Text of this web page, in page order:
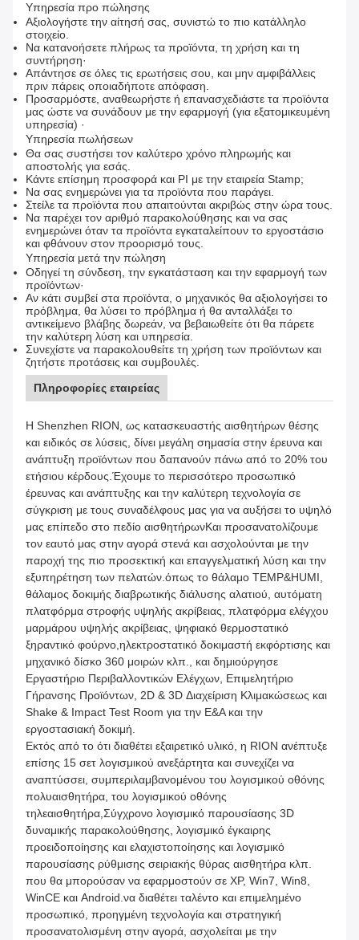
Υπηρεσία προ πώλησης
Αξιολογήστε την αίτησή σας, συνιστώ το πιο κατάλληλο
στοιχείο.
Να κατανοήσετε πλήρως τα προϊόντα, τη χρήση και τη
συντήρηση·
Απάντησε σε όλες τις ερωτήσεις σου, και μην αμφιβάλλεις
πριν πάρεις οποιαδήποτε απόφαση.
Προσαρμόστε, αναθεωρήστε ή επανασχεδιάστε τα προϊόντα
μας ώστε να συνάδουν με την εφαρμογή (για εξατομικευμένη
υπηρεσία) ·
Υπηρεσία πωλήσεων
Θα σας συστήσει τον καλύτερο χρόνο πληρωμής και
αποστολής για εσάς.
Κάντε επίσημη προσφορά και PI με την εταιρεία Stamp;
Να σας ενημερώνει για τα προϊόντα που παράγει.
Στείλε τα προϊόντα που απαιτούνται ακριβώς στην ώρα τους.
Να παρέχει τον αριθμό παρακολούθησης και να σας
ενημερώνει όταν τα προϊόντα εγκαταλείπουν το εργοστάσιο
και φθάνουν στον προορισμό τους.
Υπηρεσία μετά την πώληση
Οδηγεί τη σύνδεση, την εγκατάσταση και την εφαρμογή των
προϊόντων·
Αν κάτι συμβεί στα προϊόντα, ο μηχανικός θα αξιολογήσει το
πρόβλημα, θα λύσει το πρόβλημα ή θα ανταλλάξει το
αντικείμενο βλάβης δωρεάν, να βεβαιωθείτε ότι θα πάρετε
την καλύτερη λύση και υπηρεσία.
Συνεχίστε να παρακολουθείτε τη χρήση των προϊόντων και
ζητήστε προτάσεις και συμβουλές.
Πληροφορίες εταιρείας
Η Shenzhen RION, ως κατασκευαστής αισθητήρων θέσης
και ειδικός σε λύσεις, δίνει μεγάλη σημασία στην έρευνα και
ανάπτυξη προϊόντων που δαπανούν πάνω από το 20% του
ετήσιου κέρδους.Έχουμε το περισσότερο προσωπικό
έρευνας και ανάπτυξης και την καλύτερη τεχνολογία σε
σύγκριση με τους συναδέλφους μας για να αυξήσει το υψηλό
μας επίπεδο στο πεδίο αισθητήρωνΚαι προσανατολίζουμε
τον εαυτό μας στην αγορά στενά και ασχολούνται με την
παροχή της πιο προσεκτική και επαγγελματική λύση και την
εξυπηρέτηση των πελατών.όπως το θάλαμο TEMP&HUMI,
θάλαμος δοκιμής διαβρωτικής διάλυσης αλατιού, αυτόματη
πλατφόρμα στροφής υψηλής ακρίβειας, πλατφόρμα ελέγχου
μαρμάρου υψηλής ακρίβειας, ψηφιακό θερμοστατικό
ξηραντικό φούρνο,ηλεκτροστατικό δοκιμαστή εκφόρτισης και
μηχανικό δίσκο 360 μοιρών κλπ., και δημιούργησε
Εργαστήριο Περιβαλλοντικών Ελέγχων, Επιμελητήριο
Γήρανσης Προϊόντων, 2D & 3D Διαχείριση Κλιμακώσεως και
Shake & Impact Test Room για την Ε&Α και την
εργοστασιακή δοκιμή.
Εκτός από το ότι διαθέτει εξαιρετικό υλικό, η RION ανέπτυξε
επίσης 15 σετ λογισμικού ανεξάρτητα και συνεχίζει να
αναπτύσσει, συμπεριλαμβανομένου του λογισμικού οθόνης
πολυαισθητήρα, του λογισμικού οθόνης
τηλεαισθητήρα,Σύγχρονο λογισμικό παρουσίασης 3D
δυναμικής παρακολούθησης, λογισμικό έγκαιρης
προειδοποίησης και ελαχιστοποίησης και λογισμικό
παρουσίασης ρύθμισης σειριακής θύρας αισθητήρα κλπ.
που θα μπορούσαν να εφαρμοστούν σε XP, Win7, Win8,
WinCE και Android.να διαθέτει ταλέντο και επιμελημένο
προσωπικό, προηγμένη τεχνολογία και στρατηγική
προσανατολισμένη στην αγορά, ασχολείται με την